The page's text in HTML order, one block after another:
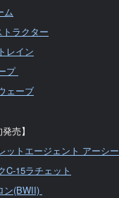
ム
ラクター
レイン
プ
ェーブ
売】
ットエージェント アーシー
C-15ラチェット
ン(BWII)